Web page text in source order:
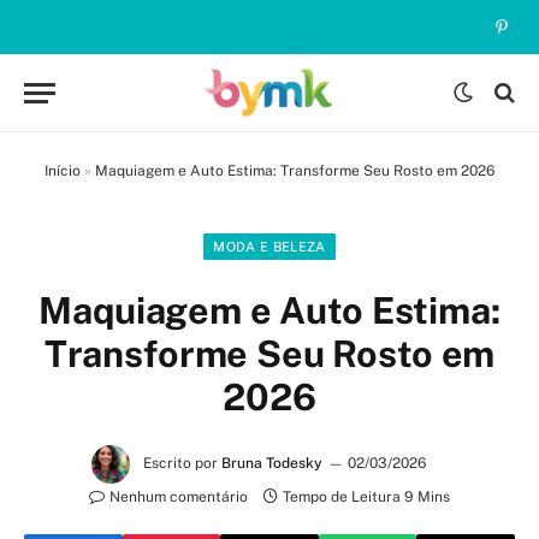
Início » Maquiagem e Auto Estima: Transforme Seu Rosto em 2026
MODA E BELEZA
Maquiagem e Auto Estima:
Transforme Seu Rosto em
2026
Escrito por Bruna Todesky
02/03/2026
Nenhum comentário
Tempo de Leitura 9 Mins